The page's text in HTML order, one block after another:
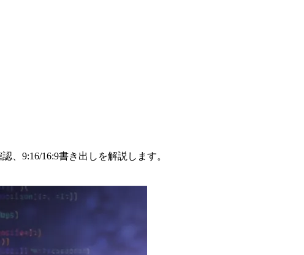
9:16/16:9書き出しを解説します。